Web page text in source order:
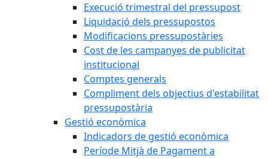
Execució trimestral del pressupost
Liquidació dels pressupostos
Modificacions pressupostàries
Cost de les campanyes de publicitat
institucional
Comptes generals
Compliment dels objectius d'estabilitat
pressupostària
Gestió econòmica
Indicadors de gestió econòmica
Període Mitjà de Pagament a